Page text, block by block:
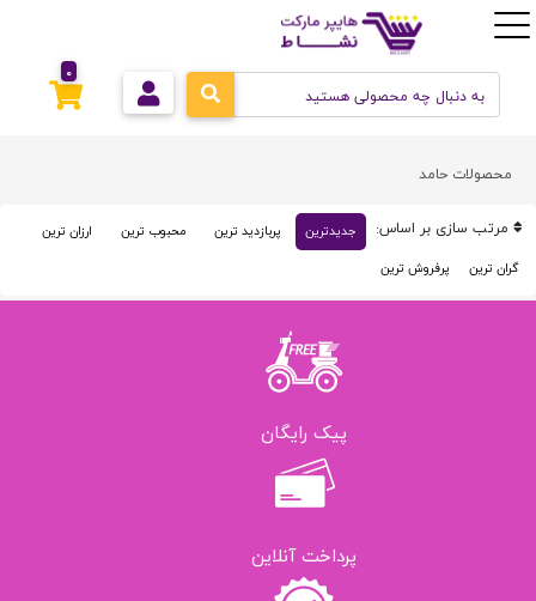
0
محصولات حامد
مرتب سازی بر اساس: جدیدترین پربازدید ترین محبوب ترین
ارزان ترین
گران ترین
پرفروش ترین
پیک رایگان
پرداخت آنلاین